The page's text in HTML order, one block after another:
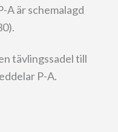
A är schemalagd
tävlingssadel till
P-A.